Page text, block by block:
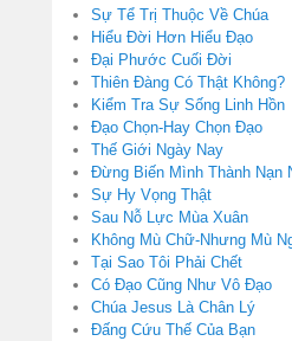
Sự Tể Trị Thuộc Về Chúa
Hiểu Đời Hơn Hiểu Đạo
Đại Phước Cuối Đời
Thiên Đàng Có Thật Không?
Kiểm Tra Sự Sống Linh Hồn
Đạo Chọn-Hay Chọn Đạo
Thế Giới Ngày Nay
Đừng Biến Mình Thành Nạn
Sự Hy Vọng Thật
Sau Nỗ Lực Mùa Xuân
Không Mù Chữ-Nhưng Mù
Tại Sao Tôi Phải Chết
Có Đạo Cũng Như Vô Đạo
Chúa Jesus Là Chân Lý
Đấng Cứu Thế Của Bạn